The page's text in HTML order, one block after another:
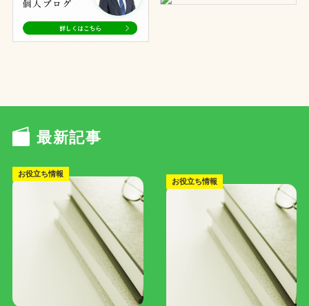
最新記事
お役立ち情報
お役立ち情報